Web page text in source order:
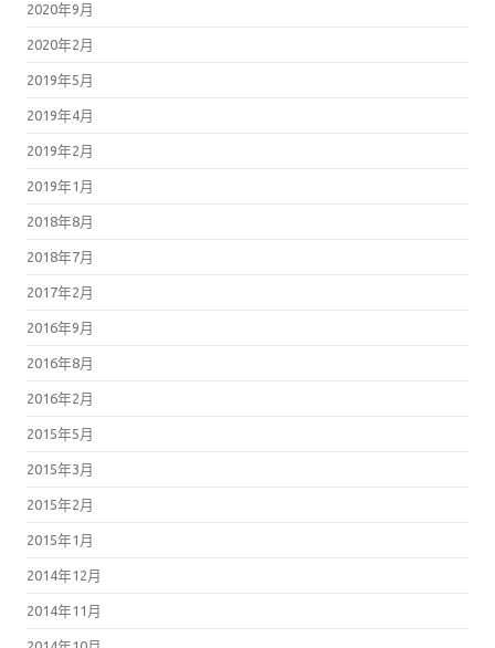
2020年9月
2020年2月
2019年5月
2019年4月
2019年2月
2019年1月
2018年8月
2018年7月
2017年2月
2016年9月
2016年8月
2016年2月
2015年5月
2015年3月
2015年2月
2015年1月
2014年12月
2014年11月